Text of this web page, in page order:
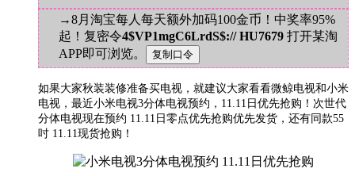
→8月淘宝每人每天额外加码100金币！中奖率95%
起！复密令4$VP1mgC6LrdS$:// HU7679 打开某淘
APP即可浏览。
如果大家秋装装修准备买电视，就建议大家看看微鲸电视和小米
电视，最近小米电视3分体电视预约，11.11日优先抢购！次世代
分体电视现在预约 11.11日零点优先抢购优先发货，还有同款55
吋 11.11现货抢购！